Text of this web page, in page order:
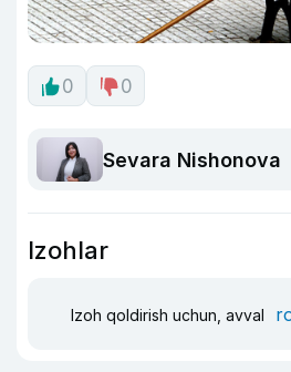
0 0
Sevara Nishonova
Izohlar
Izoh qoldirish uchun, avval